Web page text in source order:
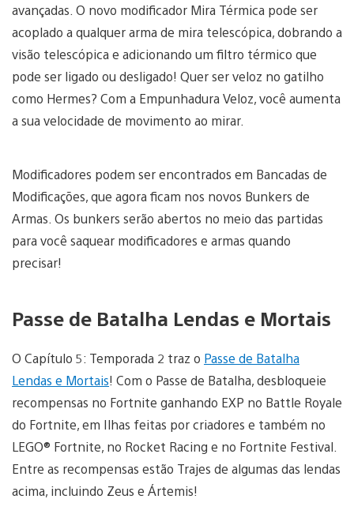
avançadas. O novo modificador Mira Térmica pode ser
acoplado a qualquer arma de mira telescópica, dobrando a
visão telescópica e adicionando um filtro térmico que
pode ser ligado ou desligado! Quer ser veloz no gatilho
como Hermes? Com a Empunhadura Veloz, você aumenta
a sua velocidade de movimento ao mirar.
Modificadores podem ser encontrados em Bancadas de
Modificações, que agora ficam nos novos Bunkers de
Armas. Os bunkers serão abertos no meio das partidas
para você saquear modificadores e armas quando
precisar!
Passe de Batalha Lendas e Mortais
O Capítulo 5: Temporada 2 traz o Passe de Batalha
Lendas e Mortais! Com o Passe de Batalha, desbloqueie
recompensas no Fortnite ganhando EXP no Battle Royale
do Fortnite, em Ilhas feitas por criadores e também no
LEGO® Fortnite, no Rocket Racing e no Fortnite Festival.
Entre as recompensas estão Trajes de algumas das lendas
acima, incluindo Zeus e Ártemis!